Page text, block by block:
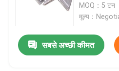
हमारे बारे में
MOQ：5 टन
मूल्य：
सबसे अच्छी कीमत